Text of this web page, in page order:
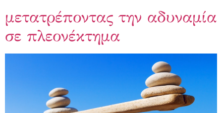
μετατρέποντας την αδυναμία
σε πλεονέκτημα